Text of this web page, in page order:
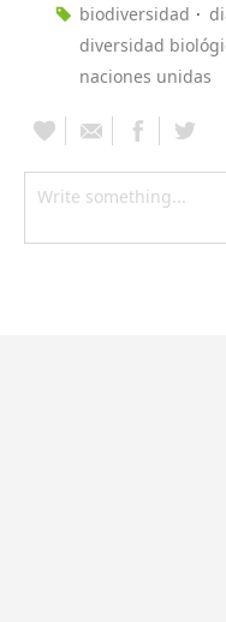
biodiversidad
diversidad
naciones unidas